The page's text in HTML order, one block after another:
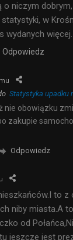
niczym
w
wydanych więcej.
Odpowiedz
Statystyka upadku
nie obowiązku
zakupie
Odpowiedz
to z
niby miasta.A
od
jeszcze jest